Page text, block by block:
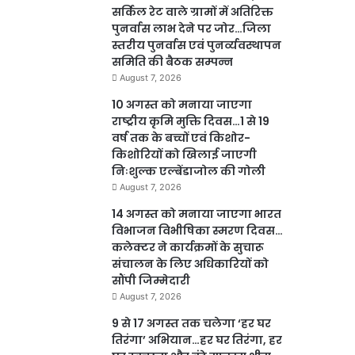
सर्किल रेट वाले ग्रामों में अतिरिक्त
पुनर्वास लाभ देने पर जोर…जिला
स्तरीय पुनर्वास एवं पुनर्व्यवस्थापन
समिति की बैठक सम्पन्न
August 7, 2026
10 अगस्त को मनाया जाएगा
राष्ट्रीय कृमि मुक्ति दिवस…1 से 19
वर्ष तक के बच्चों एवं किशोर-
किशोरियों को खिलाई जाएगी
निःशुल्क एल्बेंडाजोल की गोली
August 7, 2026
14 अगस्त को मनाया जाएगा भारत
विभाजन विभीषिका स्मरण दिवस…
कलेक्टर ने कार्यक्रमों के सुचारू
संचालन के लिए अधिकारियों को
सौंपी जिम्मेदारी
August 7, 2026
9 से 17 अगस्त तक चलेगा ‘हर घर
तिरंगा’ अभियान…हर घर तिरंगा, हर